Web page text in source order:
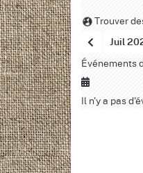
Trouver
Juil
Événements
Il n'y a pas